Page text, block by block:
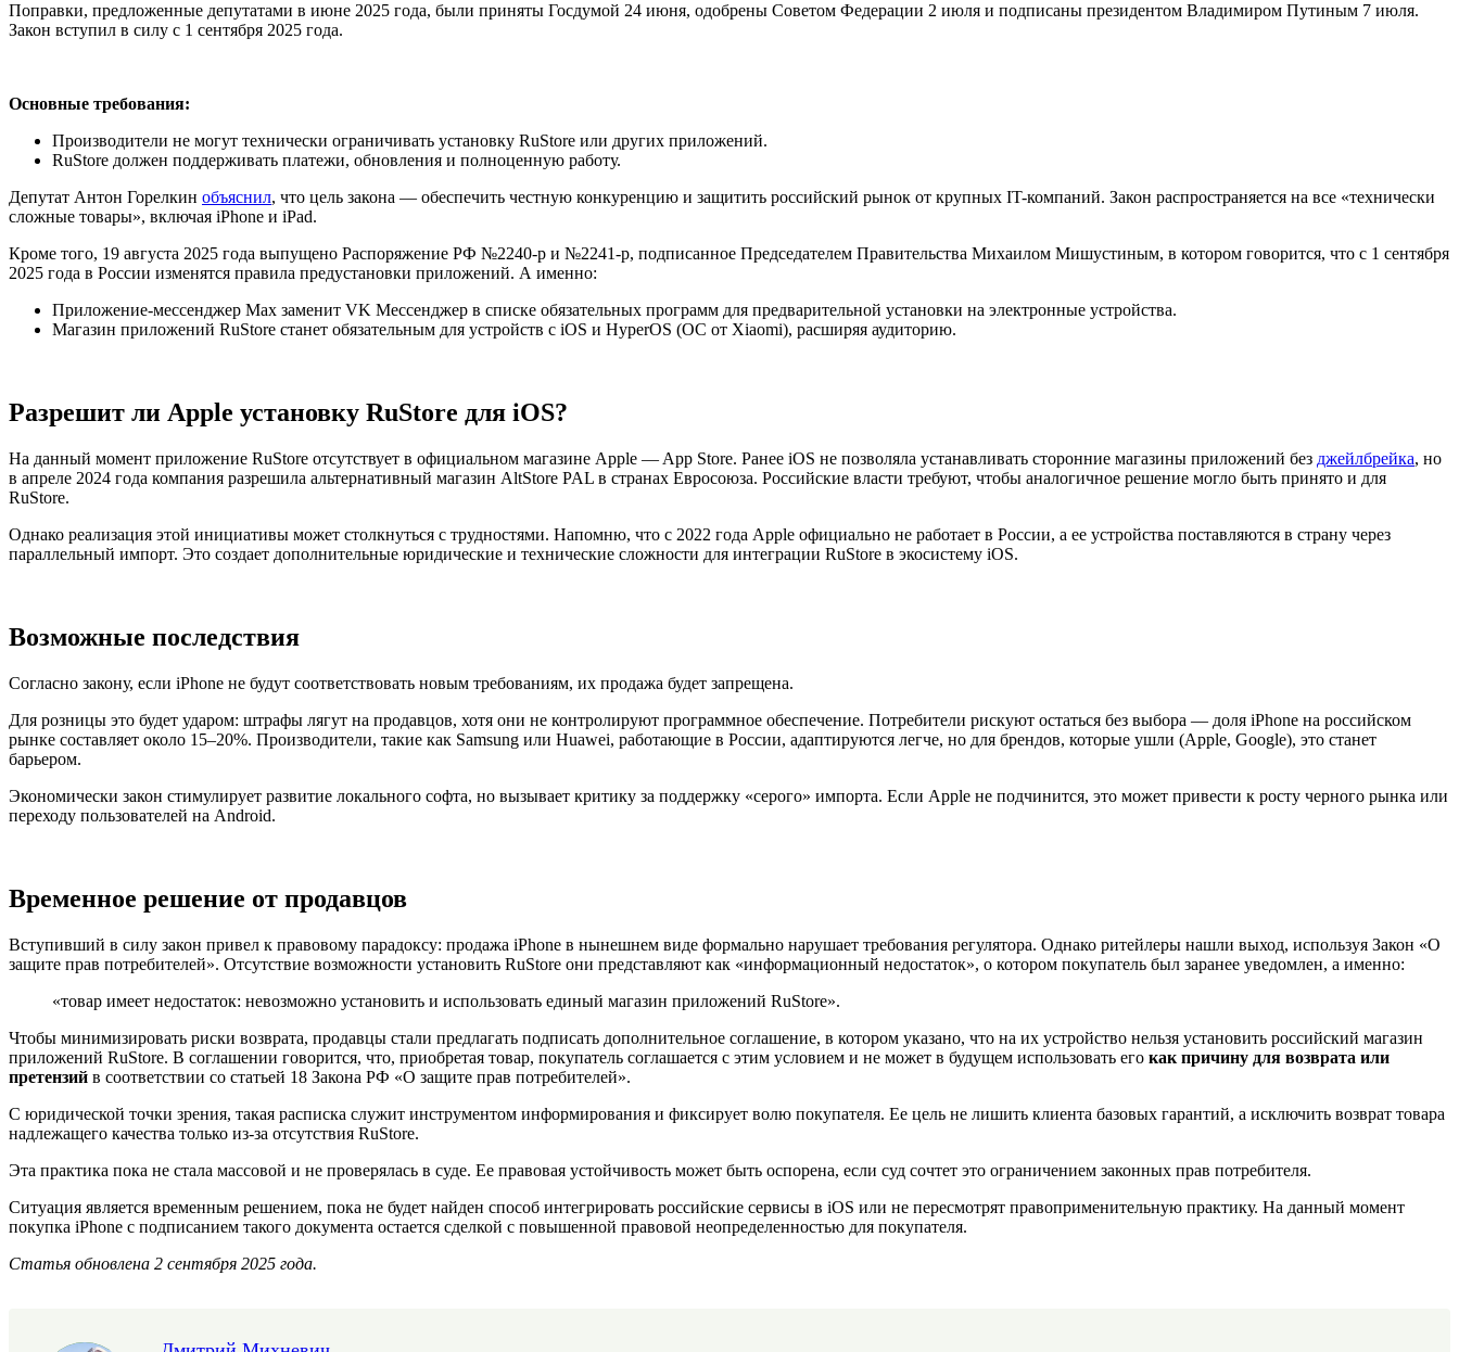
Поправки, предложенные депутатами в июне 2025 года, были приняты Госдумой 24 июня, одобрены Советом Федерации 2 июля и подписаны президентом Владимиром Путиным 7 июля.
Закон вступил в силу с 1 сентября 2025 года.
Основные требования:
Производители не могут технически ограничивать установку RuStore или других приложений.
RuStore должен поддерживать платежи, обновления и полноценную работу.
Депутат Антон Горелкин объяснил, что цель закона — обеспечить честную конкуренцию и защитить российский рынок от крупных IT-компаний. Закон распространяется на все «технически
сложные товары», включая iPhone и iPad.
Кроме того, 19 августа 2025 года выпущено Распоряжение РФ №2240-р и №2241-р, подписанное Председателем Правительства Михаилом Мишустиным, в котором говорится, что с 1 сентября
2025 года в России изменятся правила предустановки приложений. А именно:
Приложение-мессенджер Max заменит VK Мессенджер в списке обязательных программ для предварительной установки на электронные устройства.
Магазин приложений RuStore станет обязательным для устройств с iOS и HyperOS (ОС от Xiaomi), расширяя аудиторию.
Разрешит ли Apple установку RuStore для iOS?
На данный момент приложение RuStore отсутствует в официальном магазине Apple — App Store. Ранее iOS не позволяла устанавливать сторонние магазины приложений без джейлбрейка, но
в апреле 2024 года компания разрешила альтернативный магазин AltStore PAL в странах Евросоюза. Российские власти требуют, чтобы аналогичное решение могло быть принято и для
RuStore.
Однако реализация этой инициативы может столкнуться с трудностями. Напомню, что с 2022 года Apple официально не работает в России, а ее устройства поставляются в страну через
параллельный импорт. Это создает дополнительные юридические и технические сложности для интеграции RuStore в экосистему iOS.
Возможные последствия
Согласно закону, если iPhone не будут соответствовать новым требованиям, их продажа будет запрещена.
Для розницы это будет ударом: штрафы лягут на продавцов, хотя они не контролируют программное обеспечение. Потребители рискуют остаться без выбора — доля iPhone на российском
рынке составляет около 15–20%. Производители, такие как Samsung или Huawei, работающие в России, адаптируются легче, но для брендов, которые ушли (Apple, Google), это станет
барьером.
Экономически закон стимулирует развитие локального софта, но вызывает критику за поддержку «серого» импорта. Если Apple не подчинится, это может привести к росту черного рынка или
переходу пользователей на Android.
Временное решение от продавцов
Вступивший в силу закон привел к правовому парадоксу: продажа iPhone в нынешнем виде формально нарушает требования регулятора. Однако ритейлеры нашли выход, используя Закон «О
защите прав потребителей». Отсутствие возможности установить RuStore они представляют как «информационный недостаток», о котором покупатель был заранее уведомлен, а именно:
«товар имеет недостаток: невозможно установить и использовать единый магазин приложений RuStore».
Чтобы минимизировать риски возврата, продавцы стали предлагать подписать дополнительное соглашение, в котором указано, что на их устройство нельзя установить российский магазин
приложений RuStore. В соглашении говорится, что, приобретая товар, покупатель соглашается с этим условием и не может в будущем использовать его как причину для возврата или
претензий в соответствии со статьей 18 Закона РФ «О защите прав потребителей».
С юридической точки зрения, такая расписка служит инструментом информирования и фиксирует волю покупателя. Ее цель не лишить клиента базовых гарантий, а исключить возврат товара
надлежащего качества только из-за отсутствия RuStore.
Эта практика пока не стала массовой и не проверялась в суде. Ее правовая устойчивость может быть оспорена, если суд сочтет это ограничением законных прав потребителя.
Ситуация является временным решением, пока не будет найден способ интегрировать российские сервисы в iOS или не пересмотрят правоприменительную практику. На данный момент
покупка iPhone с подписанием такого документа остается сделкой с повышенной правовой неопределенностью для покупателя.
Статья обновлена 2 сентября 2025 года.